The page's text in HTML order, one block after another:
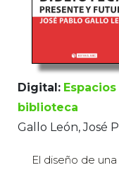
Digital:
biblioteca
Gallo León, José
El diseño de una